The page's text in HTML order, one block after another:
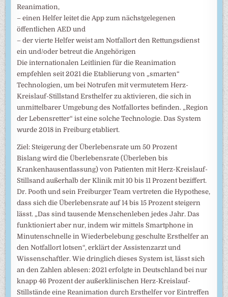
Reanimation,
– einen Helfer leitet die App zum nächstgelegenen
öffentlichen AED und
– der vierte Helfer weist am Notfallort den Rettungsdienst
ein und/oder betreut die Angehörigen
Die internationalen Leitlinien für die Reanimation
empfehlen seit 2021 die Etablierung von „smarten“
Technologien, um bei Notrufen mit vermutetem Herz-
Kreislauf-Stillstand Ersthelfer zu aktivieren, die sich in
unmittelbarer Umgebung des Notfallortes befinden. „Region
der Lebensretter“ ist eine solche Technologie. Das System
wurde 2018 in Freiburg etabliert.
Ziel: Steigerung der Überlebensrate um 50 Prozent
Bislang wird die Überlebensrate (Überleben bis
Krankenhausentlassung) von Patienten mit Herz-Kreislauf-
Stillsand außerhalb der Klinik mit 10 bis 11 Prozent beziffert.
Dr. Pooth und sein Freiburger Team vertreten die Hypothese,
dass sich die Überlebensrate auf 14 bis 15 Prozent steigern
lässt. „Das sind tausende Menschenleben jedes Jahr. Das
funktioniert aber nur, indem wir mittels Smartphone in
Minutenschnelle in Wiederbelebung geschulte Ersthelfer an
den Notfallort lotsen“, erklärt der Assistenzarzt und
Wissenschaftler. Wie dringlich dieses System ist, lässt sich
an den Zahlen ablesen: 2021 erfolgte in Deutschland bei nur
knapp 46 Prozent der außerklinischen Herz-Kreislauf-
Stillstände eine Reanimation durch Ersthelfer vor Eintreffen